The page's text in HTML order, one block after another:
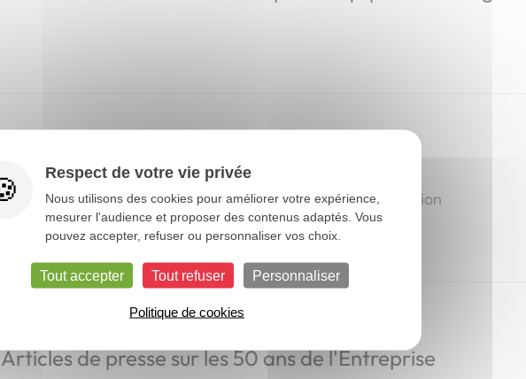
Conseil avant travaux de goudronnage
Avant de réaliser vos travaux de goudronnage, il y a une action
indispensable à mener : le désherbage !
Articles de presse sur les 50 ans de l'Entreprise
Respect de votre vie privée
Nous utilisons des cookies pour améliorer votre expérience,
mesurer l'audience et proposer des contenus adaptés. Vous
pouvez accepter, refuser ou personnaliser vos choix.
Tout accepter Tout refuser Personnaliser
Politique de cookies